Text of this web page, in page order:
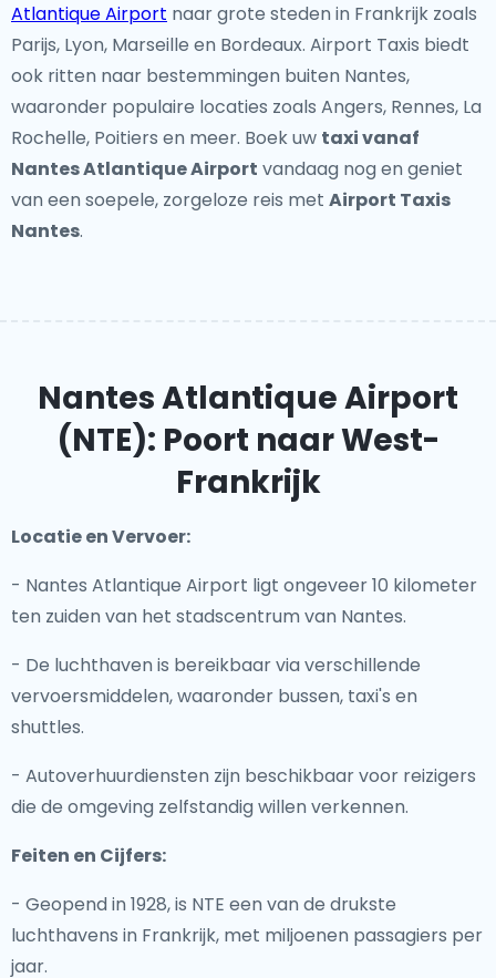
Atlantique Airport naar grote steden in Frankrijk zoals
Parijs, Lyon, Marseille en Bordeaux. Airport Taxis biedt
ook ritten naar bestemmingen buiten Nantes,
waaronder populaire locaties zoals Angers, Rennes, La
Rochelle, Poitiers en meer. Boek uw taxi vanaf
Nantes Atlantique Airport vandaag nog en geniet
van een soepele, zorgeloze reis met Airport Taxis
Nantes.
Nantes Atlantique Airport
(NTE): Poort naar West-
Frankrijk
Locatie en Vervoer:
- Nantes Atlantique Airport ligt ongeveer 10 kilometer
ten zuiden van het stadscentrum van Nantes.
- De luchthaven is bereikbaar via verschillende
vervoersmiddelen, waaronder bussen, taxi's en
shuttles.
- Autoverhuurdiensten zijn beschikbaar voor reizigers
die de omgeving zelfstandig willen verkennen.
Feiten en Cijfers:
- Geopend in 1928, is NTE een van de drukste
luchthavens in Frankrijk, met miljoenen passagiers per
jaar.